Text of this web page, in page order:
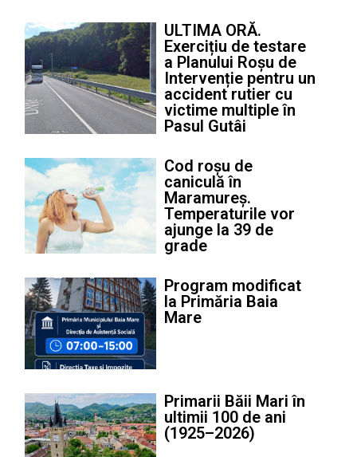
ULTIMA ORĂ.
Exercițiu de testare
a Planului Roșu de
Intervenție pentru un
accident rutier cu
victime multiple în
Pasul Gutâi
Cod roșu de
caniculă în
Maramureș.
Temperaturile vor
ajunge la 39 de
grade
Program modificat
la Primăria Baia
Mare
Primarii Băii Mari în
ultimii 100 de ani
(1925–2026)